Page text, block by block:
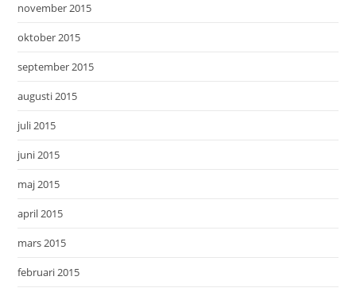
november 2015
oktober 2015
september 2015
augusti 2015
juli 2015
juni 2015
maj 2015
april 2015
mars 2015
februari 2015